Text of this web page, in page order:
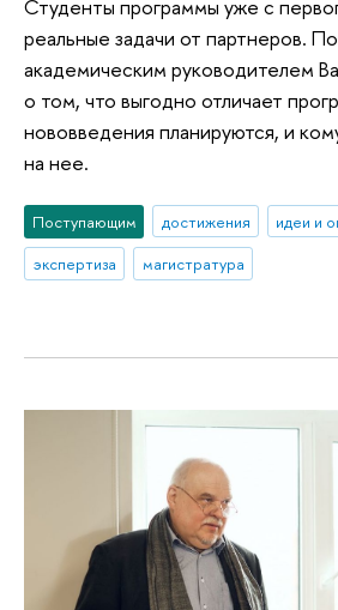
Студенты программы уже с
реальные задачи от партнеров.
академическим руководителем
о том, что выгодно отличает
нововведения планируются, и
на нее.
Поступающим достижения идеи и
экспертиза
магистратура